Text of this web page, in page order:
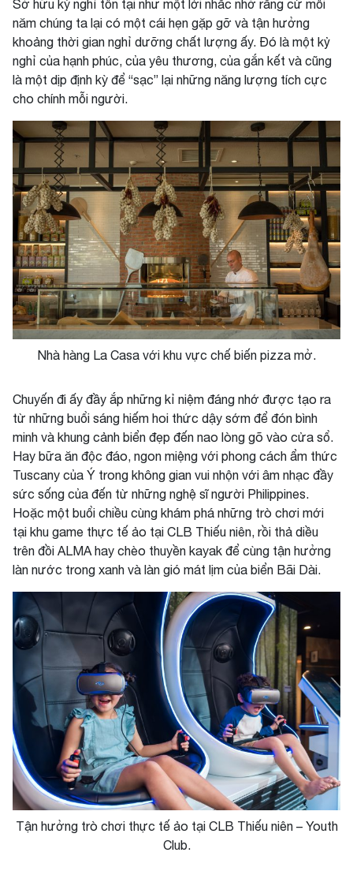
Sở hữu kỳ nghỉ tồn tại như một lời nhắc nhở rằng cứ mỗi
năm chúng ta lại có một cái hẹn gặp gỡ và tận hưởng
khoảng thời gian nghỉ dưỡng chất lượng ấy. Đó là một kỷ
nghỉ của hạnh phúc, của yêu thương, của gắn kết và cũng
là một dịp định kỳ để “sạc” lại những năng lượng tích cực
cho chính mỗi người.
Nhà hàng La Casa với khu vực chế biến pizza mở.
Chuyến đi ấy đầy ắp những kỉ niệm đáng nhớ được tạo ra
từ những buổi sáng hiếm hoi thức dậy sớm để đón bình
minh và khung cảnh biển đẹp đến nao lòng gõ vào cửa sổ.
Hay bữa ăn độc đáo, ngon miệng với phong cách ẩm thức
Tuscany của Ý trong không gian vui nhộn với âm nhạc đầy
sức sống của đến từ những nghệ sĩ người Philippines.
Hoặc một buổi chiều cùng khám phá những trò chơi mới
tại khu game thực tế ảo tại CLB Thiếu niên, rồi thả diều
trên đồi ALMA hay chèo thuyền kayak để cùng tận hưởng
làn nước trong xanh và làn gió mát lịm của biển Bãi Dài.
Tận hưởng trò chơi thực tế ảo tại CLB Thiếu niên – Youth
Club.